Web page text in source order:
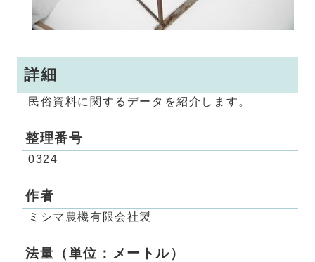
詳細
民俗資料に関するデータを紹介します。
整理番号
0324
作者
ミシマ農機有限会社製
法量（単位：メートル）